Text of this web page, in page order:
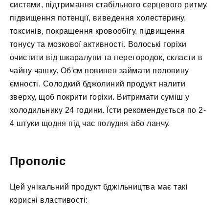
системи, підтримання стабільного серцевого ритму,
підвищення потенції, виведення холестерину,
токсинів, покращення кровообігу, підвищення
тонусу та мозкової активності. Волоські горіхи
очистити від шкаралупи та перегородок, скласти в
чайну чашку. Об'єм повинен займати половину
ємності. Солодкий бджолиний продукт налити
зверху, щоб покрити горіхи. Витримати суміш у
холодильнику 24 години. Їсти рекомендується по 2-
4 штуки щодня під час полудня або ланчу.
Прополіс
Цей унікальний продукт бджільництва має такі
корисні властивості: